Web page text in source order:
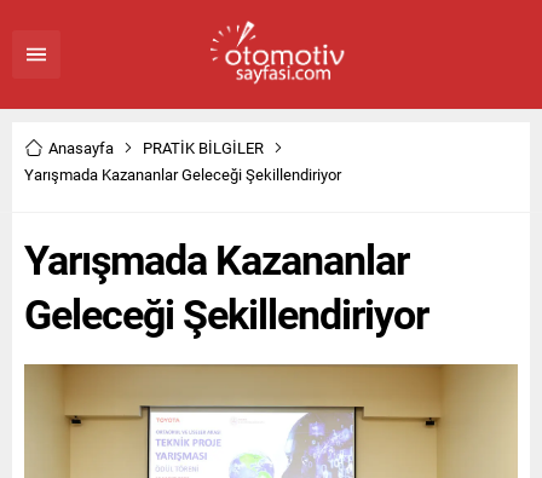
Anasayfa
PRATİK BİLGİLER
Yarışmada Kazananlar Geleceği Şekillendiriyor
Yarışmada Kazananlar
Geleceği Şekillendiriyor